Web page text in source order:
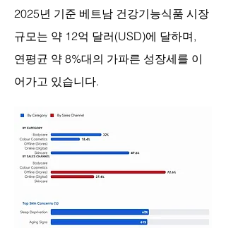
2025년 기준 베트남 건강기능식품 시장
규모는 약 12억 달러(USD)에 달하며,
연평균 약 8%대의 가파른 성장세를 이
어가고 있습니다.